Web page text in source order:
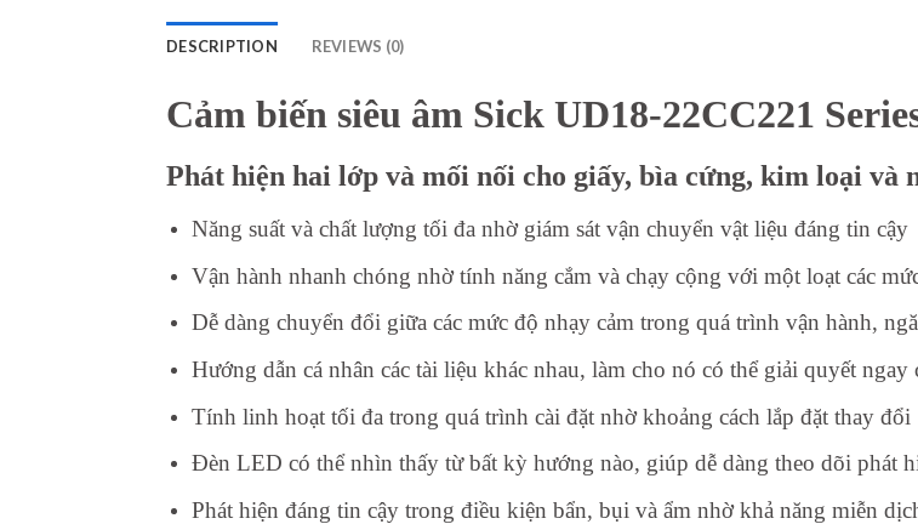
DESCRIPTION REVIEWS (0)
Cảm biến siêu âm Sick UD18-22CC221
Phát hiện hai lớp và mối nối cho giấy, bìa cứng, kim loại và
Năng suất và chất lượng tối đa nhờ giám sát vận chuyển vật liệu đáng tin cậy
Vận hành nhanh chóng nhờ tính năng cắm và chạy cộng với một loạt các
Dễ dàng chuyển đổi giữa các mức độ nhạy cảm trong quá trình vận hành,
Hướng dẫn cá nhân các tài liệu khác nhau, làm cho nó có thể giải quyết
Tính linh hoạt tối đa trong quá trình cài đặt nhờ khoảng cách lắp đặt thay đổi
Đèn LED có thể nhìn thấy từ bất kỳ hướng nào, giúp dễ dàng theo dõi phát
Phát hiện đáng tin cậy trong điều kiện bẩn, bụi và ẩm nhờ khả năng miễn